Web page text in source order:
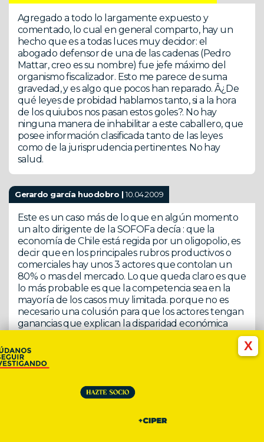
X
Agregado a todo lo largamente expuesto y
comentado, lo cual en general comparto, hay un
hecho que es a todas luces muy decidor: el
abogado defensor de una de las cadenas (Pedro
Mattar, creo es su nombre) fue jefe máximo del
organismo fiscalizador. Esto me parece de suma
gravedad, y es algo que pocos han reparado. Â¿De
qué leyes de probidad hablamos tanto, si a la hora
de los quiubos nos pasan estos goles?. No hay
ninguna manera de inhabilitar a este caballero, que
posee información clasificada tanto de las leyes
como de la jurisprudencia pertinentes. No hay
salud.
Gerardo garcía huodobro |10.04.2009
Este es un caso más de lo que en algún momento
un alto dirigente de la SOFOFa decía : que la
economía de Chile está regida por un oligopolio, es
decir que en los principales rubros productivos o
comerciales hay unos 3 actores que contolan un
80% o mas del mercado. Lo que queda claro es que
lo más probable es que la competencia sea en la
mayoría de los casos muy limitada. porque no es
necesario una colusión para que los actores tengan
ganancias que explican la disparidad económica
20 años de Concertación. Los clubes y redes sociales
pueden ser tan efectivas como las colusiones.
La mafia de las cadenas de Farmacias (Ahumada,